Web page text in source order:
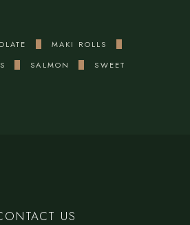
MAKI ROLLS
SALMON SWEET
US